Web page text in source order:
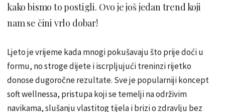
kako bismo to postigli. Ovo je još jedan trend koji
nam se čini vrlo dobar!
Ljeto je vrijeme kada mnogi pokušavaju što prije doći u
formu, no stroge dijete i iscrpljujući treninzi rijetko
donose dugoročne rezultate. Sve je popularniji koncept
soft wellnessa, pristupa koji se temelji na održivim
navikama, slušanju vlastitog tijela i brizi o zdravlju bez